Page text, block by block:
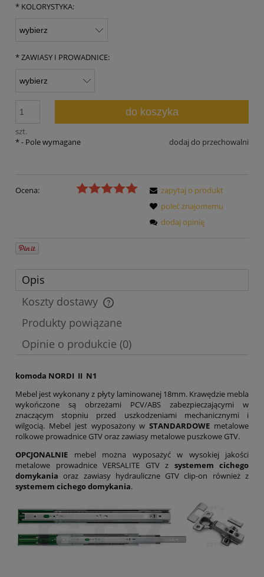
* KOLORYSTYKA:
*ZAWIASY I PROWADNICE:
szt.
do koszyka
dodaj do przechowalni
*- Pole wymagane
Ocena:
zapytaj o produkt
poleć znajomemu
dodaj opinię
Opis
Koszty dostawy
Cena nie zawiera ewentualnych kosztów płatności
Produkty powiązane
Opinie o produkcie (0)
komoda NORDI II N1
Mebel jest wykonany z płyty laminowanej 18mm. Krawędzie mebla
wykończone są obrzeżami PCV/ABS zabezpieczającymi w
znaczącym stopniu przed uszkodzeniami mechanicznymi i
wilgocią. Mebel jest wyposażony wSTANDARDOWE metalowe
rolkowe prowadnice GTV oraz zawiasy metalowe puszkowe GTV.
OPCJONALNIE mebel można wyposażyć w wysokiej jakości
metalowe prowadnice VERSALITE GTV z systemem cichego
domykania oraz zawiasy hydrauliczne GTV clip-on również z
systemem cichego domykania.